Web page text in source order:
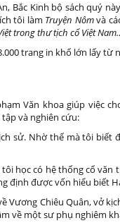
Bắc Kinh bộ sách quý
tôi làm Truyện Nômvà
trong thư tịch cổ Việt
trang in khổ lớn lấy từ
Văn khoa giúp việc
và nghiên cứu:
sử. Nhờ thế mà tôi biết
học có hệ thống cổ
định được vốn hiểu biết
Vương Chiêu Quân, vở
về một sư phụ nghiêm